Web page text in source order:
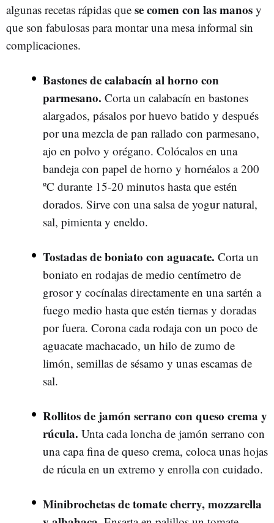
algunas recetas rápidas que se comen con las manos y
que son fabulosas para montar una mesa informal sin
complicaciones.
Bastones de calabacín al horno con
parmesano. Corta un calabacín en bastones
alargados, pásalos por huevo batido y después
por una mezcla de pan rallado con parmesano,
ajo en polvo y orégano. Colócalos en una
bandeja con papel de horno y hornéalos a 200
ºC durante 15-20 minutos hasta que estén
dorados. Sirve con una salsa de yogur natural,
sal, pimienta y eneldo.
Tostadas de boniato con aguacate. Corta un
boniato en rodajas de medio centímetro de
grosor y cocínalas directamente en una sartén a
fuego medio hasta que estén tiernas y doradas
por fuera. Corona cada rodaja con un poco de
aguacate machacado, un hilo de zumo de
limón, semillas de sésamo y unas escamas de
sal.
Rollitos de jamón serrano con queso crema y
rúcula. Unta cada loncha de jamón serrano con
una capa fina de queso crema, coloca unas hojas
de rúcula en un extremo y enrolla con cuidado.
Minibrochetas de tomate cherry, mozzarella